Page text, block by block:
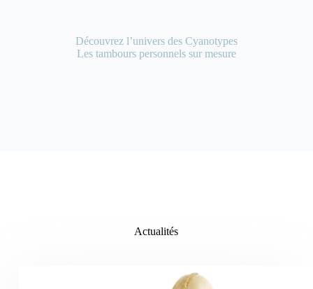
Découvrez l’univers des Cyanotypes
Les tambours personnels sur mesure
Actualités